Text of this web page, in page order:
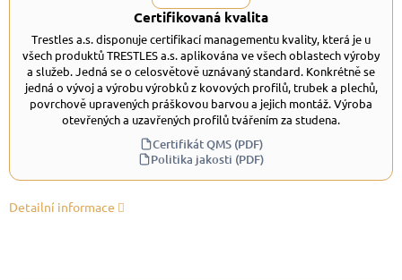
Certifikovaná kvalita
Trestles a.s. disponuje certifikací managementu kvality, která je u
všech produktů TRESTLES a.s. aplikována ve všech oblastech výroby
a služeb. Jedná se o celosvětově uznávaný standard. Konkrétně se
jedná o vývoj a výrobu výrobků z kovových profilů, trubek a plechů,
povrchově upravených práškovou barvou a jejich montáž. Výroba
otevřených a uzavřených profilů tvářením za studena.
Certifikát QMS (PDF)
Politika jakosti (PDF)
Detailní informace